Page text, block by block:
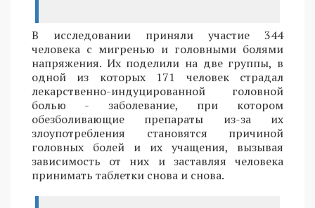
В исследовании приняли участие 344
человека с мигренью и головными болями
напряжения. Их поделили на две группы, в
одной из которых 171 человек страдал
лекарственно-индуцированной головной
болью - заболевание, при котором
обезболивающие препараты из-за их
злоупотребления становятся причиной
головных болей и их учащения, вызывая
зависимость от них и заставляя человека
принимать таблетки снова и снова.